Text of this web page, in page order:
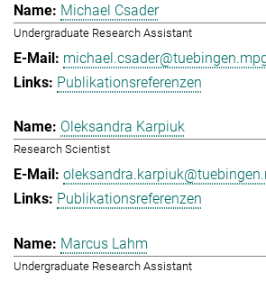
Michael Csader
Undergraduate Research Assistant
Publikationsreferenzen
Oleksandra Karpiuk
Research Scientist
Publikationsreferenzen
Marcus Lahm
Undergraduate Research Assistant